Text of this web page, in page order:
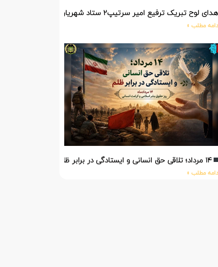
لوح تبریک ترفیع امیر سرتیپ۲ ستاد شهریار پورفضلی فرمانده تیپ ۳۶۴ شهید نصیرزاده نزاجا مستقر در مهاباد
مطلب »
۱۴ مرداد؛ تلاقی حق انسانی و ایستادگی در برابر ظلم
مطلب »